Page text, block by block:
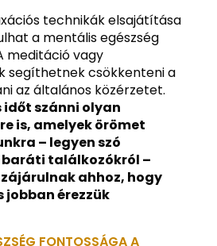
technikák elsajátítása
a mentális egészség
meditáció vagy
segíthetnek csökkenteni a
az általános közérzetet.
szánni olyan
is, amelyek örömet
– legyen szó
találkozókról –
ahhoz, hogy
érezzük
FONTOSSÁGA A